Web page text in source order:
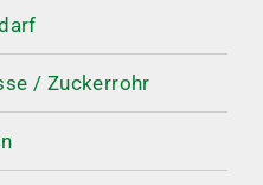
/ Zuckerrohr